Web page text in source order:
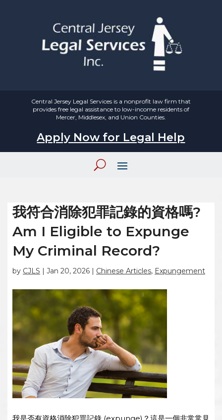
Central Jersey Legal Services is a nonprofit law firm that
provides free legal assistance to low-income residents of
Mercer, Middlesex, and Union Counties.
Apply Now for Legal Help
我符合消除犯罪記錄的資格嗎?
Am I Eligible to Expunge
My Criminal Record?
by CJLS | Jan 20, 2026 | Chinese Articles, Expungement